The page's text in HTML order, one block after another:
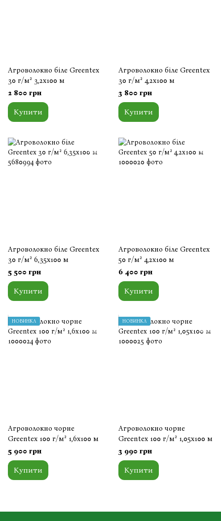
Агроволокно біле Greentex
30 г/м² 3,2x100 м
2 800 грн
Купити
Агроволокно біле Greentex
30 г/м² 4,2x100 м
3 800 грн
Купити
Агроволокно біле Greentex
30 г/м² 6,35x100 м
5 500 грн
Купити
Агроволокно біле Greentex
50 г/м² 4,2x100 м
6 400 грн
Купити
НОВИНКА
Агроволокно чорне
Greentex 100 г/м² 1,6x100 м
5 900 грн
Купити
НОВИНКА
Агроволокно чорне
Greentex 100 г/м² 1,05x100 м
3 990 грн
Купити